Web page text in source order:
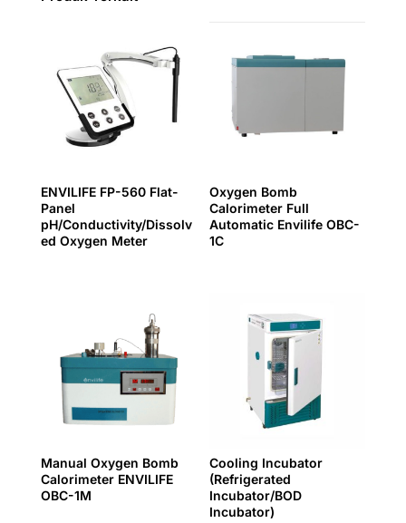
ENVILIFE FP-560 Flat-
Panel
pH/Conductivity/Dissolv
ed Oxygen Meter
Oxygen Bomb
Calorimeter Full
Automatic Envilife OBC-
1C
Manual Oxygen Bomb
Calorimeter ENVILIFE
OBC-1M
Cooling Incubator
(Refrigerated
Incubator/BOD
Incubator)